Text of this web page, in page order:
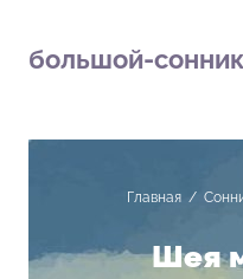
большой-
Главная/
Шея